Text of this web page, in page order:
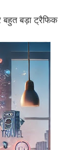
बहुत बड़ा ट्रैफिक